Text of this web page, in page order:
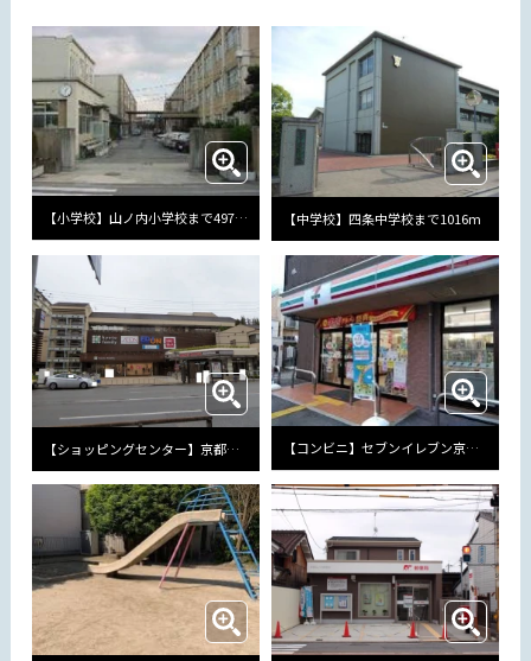
【小学校】山ノ内小学校まで497m 【中学校】四条中学校まで1016m
【ショッピングセンター】京都ファミリーまで476m 【コンビニ】セブンイレブン京都葛野大路三条店まで572m